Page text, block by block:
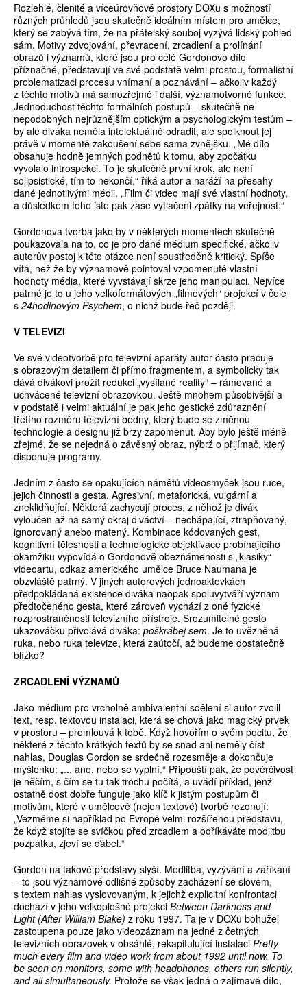
Rozlehlé, členité a víceúrovňové prostory DOXu s možností
různých průhledů jsou skutečně ideálním místem pro umělce,
který se zabývá tím, že na přátelský souboj vyzývá lidský pohled
sám. Motivy zdvojování, převracení, zrcadlení a prolínání
obrazů i významů, které jsou pro celé Gordonovo dílo
příznačné, představují ve své podstatě velmi prostou, formalistní
problematizaci procesu vnímaní a poznávání – ačkoliv každý
z těchto motivů má samozřejmě i další, významotvorné funkce.
Jednoduchost těchto formálních postupů – skutečně ne
nepodobných nejrůznějším optickým a psychologickým testům –
by ale diváka neměla intelektuálně odradit, ale spolknout jej
právě v momentě zakoušení sebe sama zvnějšku. „Mé dílo
obsahuje hodně jemných podnětů k tomu, aby zpočátku
vyvolalo introspekci. To je skutečně první krok, ale není
solipsistické, tím to nekončí,“ říká autor a naráží na přesahy
dané jednotlivými médii. „Film či video mají své vlastní hodnoty,
a důsledkem toho jste pak zase vytlačeni zpátky na veřejnost.“
Gordonova tvorba jako by v některých momentech skutečně
poukazovala na to, co je pro dané médium specifické, ačkoliv
autorův postoj k této otázce není soustředěně kritický. Spíše
vítá, než že by významově pointoval vzpomenuté vlastní
hodnoty média, které vyvstávají skrze jeho manipulaci. Nejvíce
patrné je to u jeho velkoformátových „filmových“ projekcí v čele
s 24hodinovým Psychem, o nichž bude řeč později.
V TELEVIZI
Ve své videotvorbě pro televizní aparáty autor často pracuje
s obrazovým detailem či přímo fragmentem, a symbolicky tak
dává divákovi prožít redukci „vysílané reality“ – rámované a
uchvácené televizní obrazovkou. Ještě mnohem působivější a
v podstatě i velmi aktuální je pak jeho gestické zdůraznění
třetího rozměru televizní bedny, který bude se změnou
technologie a designu již brzy zapomenut. Aby bylo ještě méně
zřejmé, že se nejedná o závěsný obraz, nýbrž o přijímač, který
disponuje programy.
Jedním z často se opakujících námětů videosmyček jsou ruce,
jejich činnosti a gesta. Agresivní, metaforická, vulgární a
zneklidňující. Některá zachycují proces, z něhož je divák
vyloučen až na samý okraj diváctví – nechápající, ztrapňovaný,
ignorovaný anebo matený. Kombinace kódovaných gest,
kognitivní tělesnosti a technologické objektivace probíhajícího
okamžiku vypovídá o Gordonově obeznámenosti s „klasiky“
videoartu, odkaz amerického umělce Bruce Naumana je
obzvláště patrný. V jiných autorových jednoaktovkách
předpokládaná existence diváka naopak spoluvytváří význam
předtočeného gesta, které zároveň vychází z oné fyzické
rozprostraněnosti televizního přístroje. Srozumitelné gesto
ukazováčku přivolává diváka: poškrábej sem. Je to uvězněná
ruka, nebo ruka televize, která zaútočí, až budeme dostatečně
blízko?
ZRCADLENÍ VÝZNAMŮ
Jako médium pro vrcholně ambivalentní sdělení si autor zvolil
text, resp. textovou instalaci, která se chová jako magický prvek
v prostoru – promlouvá k tobě. Když hovořím o svém pocitu, že
některé z těchto krátkých textů by se snad ani neměly číst
nahlas, Douglas Gordon se srdečně rozesměje a dokončuje
myšlenku: „... ano, nebo se vyplní.“ Připouští pak, že pověrčivost
je něčím, s čím se tu tak trochu počítá, a uvádí příklad, jenž
ostatně dost dobře funguje jako klíč k jistým postupům či
motivům, které v umělcově (nejen textové) tvorbě rezonují:
„Vezměme si například po Evropě velmi rozšířenou představu,
že když stojíte se svíčkou před zrcadlem a odříkáváte modlitbu
pozpátku, zjeví se ďábel.“
Gordon na takové představy slyší. Modlitba, vyzývání a zaříkání
– to jsou významově odlišné způsoby zacházení se slovem,
s textem nahlas vyslovovaným, k jejichž explicitní konfrontaci
dochází v jeho velkoplošné projekci Between Darkness and
Light (After William Blake) z roku 1997. Ta je v DOXu bohužel
zastoupena pouze jako videozáznam na jedné z četných
televizních obrazovek v obsáhlé, rekapitulující instalaci Pretty
much every film and video work from about 1992 until now. To
be seen on monitors, some with headphones, others run silently,
and all simultaneously. Protože se však jedná o zajímavé dílo,